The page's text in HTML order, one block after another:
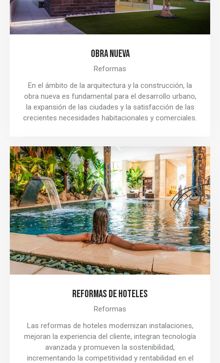
OBRA NUEVA
Reformas
En el ámbito de la arquitectura y la construcción, la
obra nueva es fundamental para el desarrollo urbano,
la expansión de las ciudades y la satisfacción de las
crecientes necesidades habitacionales y comerciales.
REFORMAS DE HOTELES
Reformas
Las reformas de hoteles modernizan instalaciones,
mejoran la experiencia del cliente, integran tecnología
avanzada y promueven la sostenibilidad,
incrementando la competitividad y rentabilidad en el